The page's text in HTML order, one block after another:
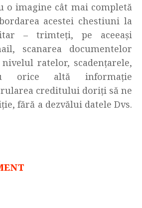
o imagine cât mai completă
acestei chestiuni la
– trimteți, pe aceeași
scanarea documentelor
ratelor, scadențarele,
orice altă informație
creditului doriți să ne
fără a dezvălui datele Dvs.